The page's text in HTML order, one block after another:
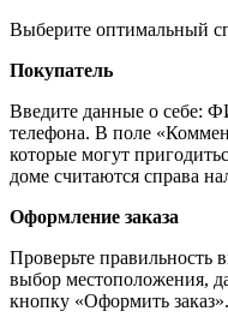
Выберите оптимальный
Покупатель
Введите данные о себе:
телефона. В поле
которые могут
доме считаются справа
Оформление заказа
Проверьте правильность
выбор местоположения,
кнопку «Оформить заказ».